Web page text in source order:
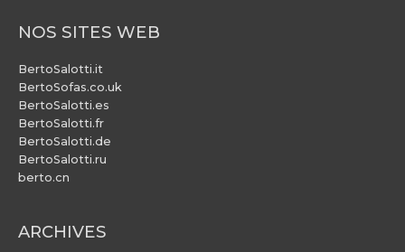
NOS SITES WEB
BertoSalotti.it
BertoSofas.co.uk
BertoSalotti.es
BertoSalotti.fr
BertoSalotti.de
BertoSalotti.ru
berto.cn
ARCHIVES
ARCHIVES